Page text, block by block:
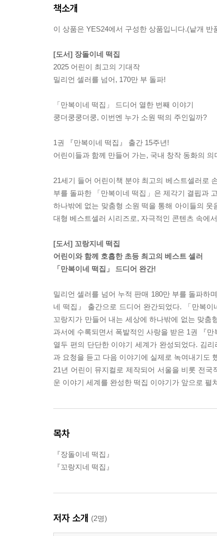
책소개
이 상품은 YES24에서 구성한 상품입니다.(낱개 반
[도서] 장돌이네 떡집
2025 어린이 최고의 기대작
밀리언 셀러를 넘어, 170만 부 돌파!
「만복이네 떡집」 드디어 열한 번째 이야기
쿵더쿵쿵더쿵, 이번엔 누가 소원 떡의 주인일까?
1권 『만복이네 떡집』 출간 15주년!
어린이들과 함께 만들어 가는, 국내 창작 동화의 의
21세기 들어 어린이책 분야 최고의 베스트셀러로
부를 돌파한 「만복이네 떡집」은 제각기 결핍과
하나밖에 없는 맞춤형 소원 떡을 통해 아이들의
대형 베스트셀러 시리즈로, 자극적인 콘텐츠 속에
[도서] 꼬랑지네 떡집
어린이와 함께 호흡한 초등 최고의 베스트 셀러
「만복이네 떡집」 드디어 완간!
밀리언 셀러를 넘어 누적 판매 180만 부를 돌파하
네 떡집』 출간으로 드디어 완간되었다. 「만복
꼬랑지가 만들어 내는 세상에 하나밖에 없는 맞춤
과서에 수록되면서 폭발적인 사랑을 받은 1권 『
열두 편의 단단한 이야기 세계가 완성되었다. 김
과 요청을 듣고 다음 이야기에 실제로 녹여내기도
21년 어린이 뮤지컬로 제작되어 서울을 비롯 전
운 이야기 세계를 완성한 떡집 이야기가 앞으로 펼
목차
『장돌이네 떡집』
『꼬랑지네 떡집』
저자 소개 (2명)